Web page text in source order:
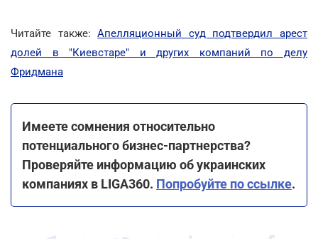
Читайте также:Апелляционный суд подтвердил арест
долей в "Киевстаре" и других компаний по делу
Фридмана
Имеете сомнения относительно
потенциального бизнес-партнерства?
Проверяйте информацию об украинских
компаниях в LIGA360. Попробуйте по ссылке.